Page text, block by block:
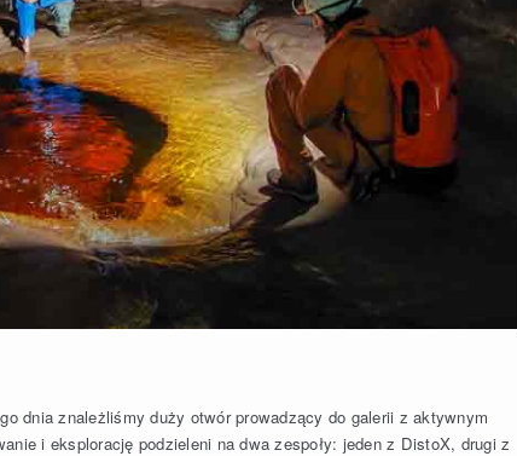
dnia znależliśmy duży otwór prowadzący do galerii z aktywnym
i eksplorację podzieleni na dwa zespoły: jeden z DistoX, drugi z